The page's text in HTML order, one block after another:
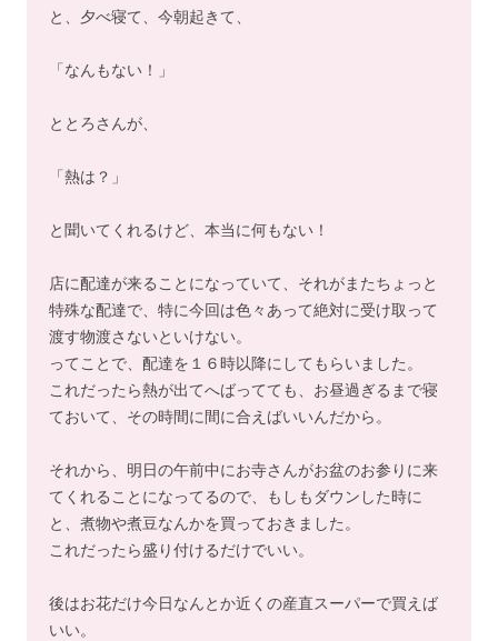
と、夕べ寝て、今朝起きて、
「なんもない！」
ととろさんが、
「熱は？」
と聞いてくれるけど、本当に何もない！
店に配達が来ることになっていて、それがまたちょっと
特殊な配達で、特に今回は色々あって絶対に受け取って
渡す物渡さないといけない。
ってことで、配達を１６時以降にしてもらいました。
これだったら熱が出てへばってても、お昼過ぎるまで寝
ておいて、その時間に間に合えばいいんだから。
それから、明日の午前中にお寺さんがお盆のお参りに来
てくれることになってるので、もしもダウンした時に
と、煮物や煮豆なんかを買っておきました。
これだったら盛り付けるだけでいい。
後はお花だけ今日なんとか近くの産直スーパーで買えば
いい。